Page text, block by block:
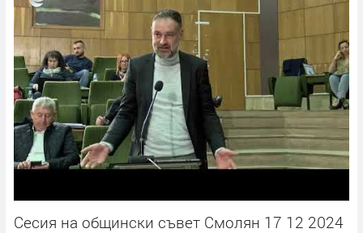
Сесия на общински съвет Смолян 17 12 2024